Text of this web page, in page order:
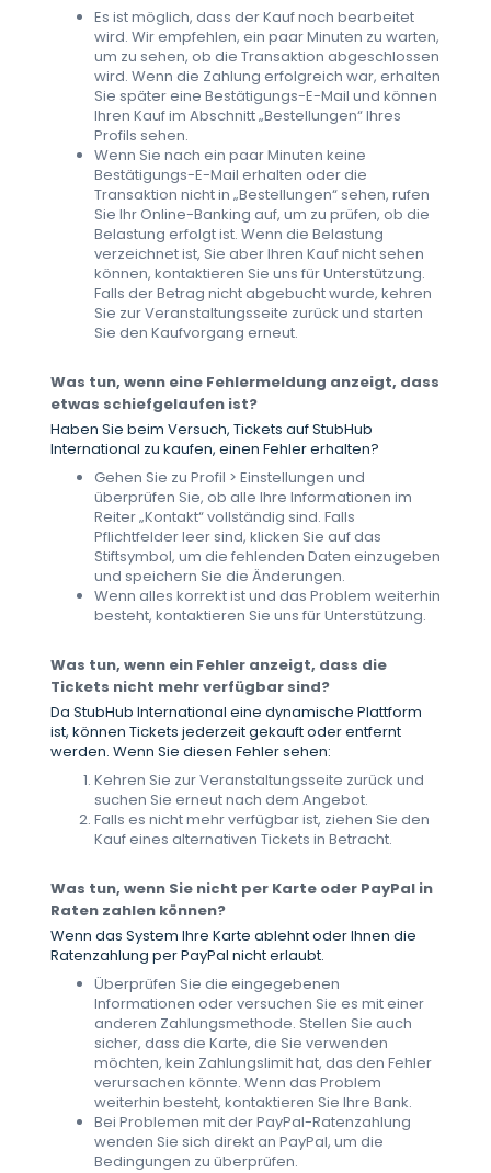
Es ist möglich, dass der Kauf noch bearbeitet
wird. Wir empfehlen, ein paar Minuten zu warten,
um zu sehen, ob die Transaktion abgeschlossen
wird. Wenn die Zahlung erfolgreich war, erhalten
Sie später eine Bestätigungs-E-Mail und können
Ihren Kauf im Abschnitt „Bestellungen“ Ihres
Profils sehen.
Wenn Sie nach ein paar Minuten keine
Bestätigungs-E-Mail erhalten oder die
Transaktion nicht in „Bestellungen“ sehen, rufen
Sie Ihr Online-Banking auf, um zu prüfen, ob die
Belastung erfolgt ist. Wenn die Belastung
verzeichnet ist, Sie aber Ihren Kauf nicht sehen
können, kontaktieren Sie uns für Unterstützung.
Falls der Betrag nicht abgebucht wurde, kehren
Sie zur Veranstaltungsseite zurück und starten
Sie den Kaufvorgang erneut.
Was tun, wenn eine Fehlermeldung anzeigt, dass
etwas schiefgelaufen ist?
Haben Sie beim Versuch, Tickets auf StubHub
International zu kaufen, einen Fehler erhalten?
Gehen Sie zu Profil > Einstellungen und
überprüfen Sie, ob alle Ihre Informationen im
Reiter „Kontakt“ vollständig sind. Falls
Pflichtfelder leer sind, klicken Sie auf das
Stiftsymbol, um die fehlenden Daten einzugeben
und speichern Sie die Änderungen.
Wenn alles korrekt ist und das Problem weiterhin
besteht, kontaktieren Sie uns für Unterstützung.
Was tun, wenn ein Fehler anzeigt, dass die
Tickets nicht mehr verfügbar sind?
Da StubHub International eine dynamische Plattform
ist, können Tickets jederzeit gekauft oder entfernt
werden. Wenn Sie diesen Fehler sehen:
Kehren Sie zur Veranstaltungsseite zurück und
suchen Sie erneut nach dem Angebot.
Falls es nicht mehr verfügbar ist, ziehen Sie den
Kauf eines alternativen Tickets in Betracht.
Was tun, wenn Sie nicht per Karte oder PayPal in
Raten zahlen können?
Wenn das System Ihre Karte ablehnt oder Ihnen die
Ratenzahlung per PayPal nicht erlaubt.
Überprüfen Sie die eingegebenen
Informationen oder versuchen Sie es mit einer
anderen Zahlungsmethode. Stellen Sie auch
sicher, dass die Karte, die Sie verwenden
möchten, kein Zahlungslimit hat, das den Fehler
verursachen könnte. Wenn das Problem
weiterhin besteht, kontaktieren Sie Ihre Bank.
Bei Problemen mit der PayPal-Ratenzahlung
wenden Sie sich direkt an PayPal, um die
Bedingungen zu überprüfen.